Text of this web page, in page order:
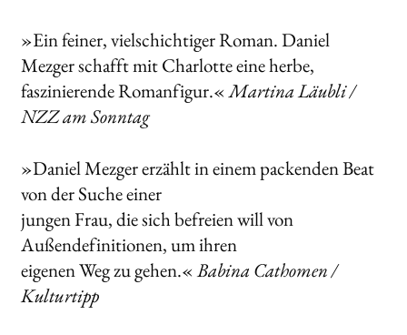
»Ein feiner, vielschichtiger Roman. Daniel
Mezger schafft mit Charlotte eine herbe,
faszinierende Romanfigur.«Martina Läubli /
NZZ am Sonntag
»Daniel Mezger erzählt in einem packenden Beat
von der Suche einer
jungen Frau, die sich befreien will von
Außendefinitionen, um ihren
eigenen Weg zu gehen.«Babina Cathomen/
Kulturtipp